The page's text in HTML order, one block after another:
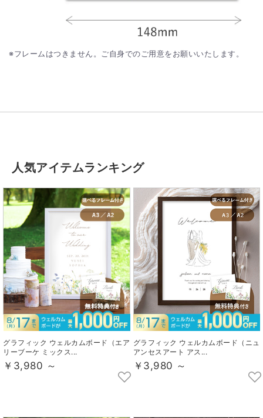
※フレームはつきません。ご自身でのご用意をお願いいたします。
人気アイテムランキング
グラフィック ウェルカムボード（エア
リーブーケ ミックス...
￥3,980 ～
グラフィック ウェルカムボード（ニュ
アンセスアート アス...
￥3,980 ～